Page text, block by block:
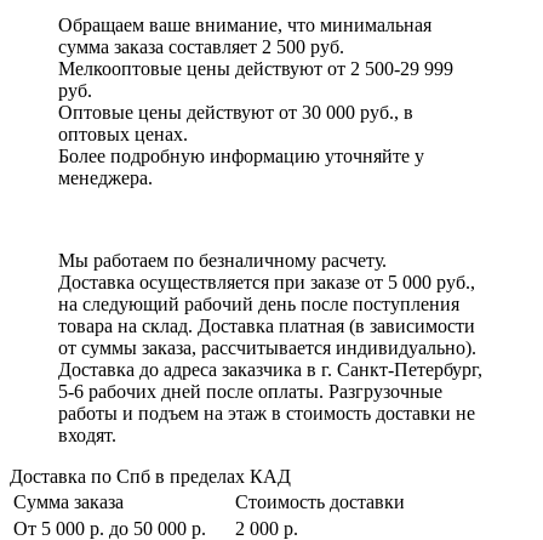
Обращаем ваше внимание, что минимальная
сумма заказа составляет 2 500 руб.
Мелкооптовые цены действуют от 2 500-29 999
руб.
Оптовые цены действуют от 30 000 руб., в
оптовых ценах.
Более подробную информацию уточняйте у
менеджера.
Мы работаем по безналичному расчету.
Доставка осуществляется при заказе от 5 000 руб.,
на следующий рабочий день после поступления
товара на склад. Доставка платная (в зависимости
от суммы заказа, рассчитывается индивидуально).
Доставка до адреса заказчика в г. Санкт-Петербург,
5-6 рабочих дней после оплаты. Разгрузочные
работы и подъем на этаж в стоимость доставки не
входят.
Доставка по Спб в пределах КАД
Сумма заказа
Стоимость доставки
От 5 000 р. до 50 000 р.
2 000 р.